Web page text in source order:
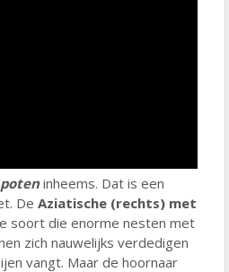
inheems. Dat is een
De Aziatische (rechts) met
soort die enorme nesten met
zich nauwelijks verdedigen
vangt. Maar de hoornaar